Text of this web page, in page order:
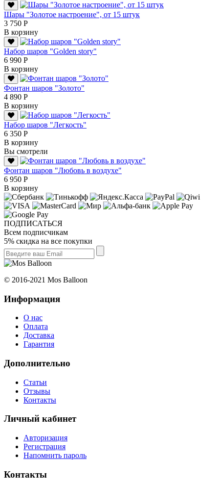
Шары "Золотое настроение", от 15 штук
3 750 Р
В корзину
Набор шаров "Golden story"
6 990 Р
В корзину
Фонтан шаров "Золото"
4 890 Р
В корзину
Набор шаров "Легкость"
6 350 Р
В корзину
Вы смотрели
Фонтан шаров "Любовь в воздухе"
6 950 Р
В корзину
ПОДПИСАТЬСЯ
Всем подписчикам
5% скидка на все покупки
© 2016-2021 Mos Balloon
Информация
О нас
Оплата
Доставка
Гарантия
Дополнительно
Статьи
Отзывы
Контакты
Личный кабинет
Авторизация
Регистрация
Напомнить пароль
Контакты